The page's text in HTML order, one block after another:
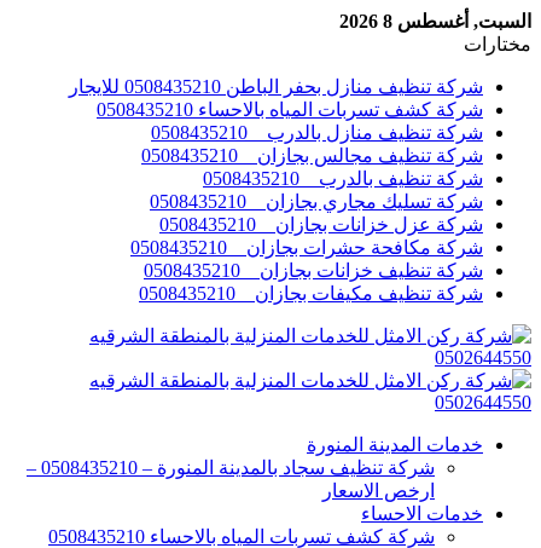
السبت, أغسطس 8 2026
مختارات
شركة تنظيف منازل بحفر الباطن 0508435210 للايجار
شركة كشف تسربات المياه بالاحساء 0508435210
شركة تنظيف منازل بالدرب _ 0508435210
شركة تنظيف مجالس بجازان _ 0508435210
شركة تنظيف بالدرب _ 0508435210
شركة تسليك مجاري بجازان _ 0508435210
شركة عزل خزانات بجازان _ 0508435210
شركة مكافحة حشرات بجازان _ 0508435210
شركة تنظيف خزانات بجازان _ 0508435210
شركة تنظيف مكيفات بجازان _ 0508435210
خدمات المدينة المنورة
شركة تنظيف سجاد بالمدينة المنورة – 0508435210 –
ارخص الاسعار
خدمات الاحساء
شركة كشف تسربات المياه بالاحساء 0508435210